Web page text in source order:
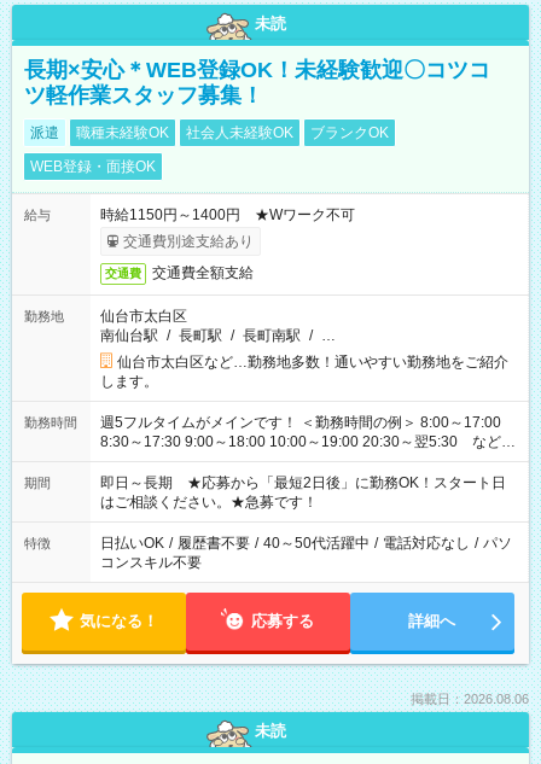
未読
長期×安心＊WEB登録OK！未経験歓迎〇コツコ
ツ軽作業スタッフ募集！
派遣 職種未経験OK 社会人未経験OK
ブランクOK
WEB登録・面接OK
給与
時給1150円～1400円 ★Wワーク不可
交通費別途支給あり
交通費 交通費全額支給
勤務地
仙台市太白区
南仙台駅 / 長町駅 / 長町南駅 / …
仙台市太白区など…勤務地多数！通いやすい勤務地をご紹介
します。
勤務時間
週5フルタイムがメインです！ ＜勤務時間の例＞ 8:00～17:00
8:30～17:30 9:00～18:00 10:00～19:00 20:30～翌5:30 など ★
その他にも勤務時間多数！ 日勤のみ、残業なし、交替制など
ご希望を教えてください！
期間
即日～長期 ★応募から「最短2日後」に勤務OK！スタート日
はご相談ください。★急募です！
特徴 日払いOK / 履歴書不要 / 40～50代活躍中 / 電話対応なし / パソ
コンスキル不要
気になる！ 応募する 詳細へ
掲載日：2026.08.06
未読